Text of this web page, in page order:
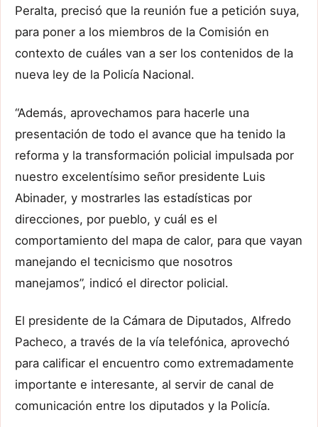
Peralta, precisó que la reunión fue a petición suya,
para poner a los miembros de la Comisión en
contexto de cuáles van a ser los contenidos de la
nueva ley de la Policía Nacional.
“Además, aprovechamos para hacerle una
presentación de todo el avance que ha tenido la
reforma y la transformación policial impulsada por
nuestro excelentísimo señor presidente Luis
Abinader, y mostrarles las estadísticas por
direcciones, por pueblo, y cuál es el
comportamiento del mapa de calor, para que vayan
manejando el tecnicismo que nosotros
manejamos”, indicó el director policial.
El presidente de la Cámara de Diputados, Alfredo
Pacheco, a través de la vía telefónica, aprovechó
para calificar el encuentro como extremadamente
importante e interesante, al servir de canal de
comunicación entre los diputados y la Policía.